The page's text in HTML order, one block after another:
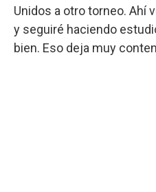
Unidos a otro torneo. Ahí
y seguiré haciendo
bien. Eso deja muy